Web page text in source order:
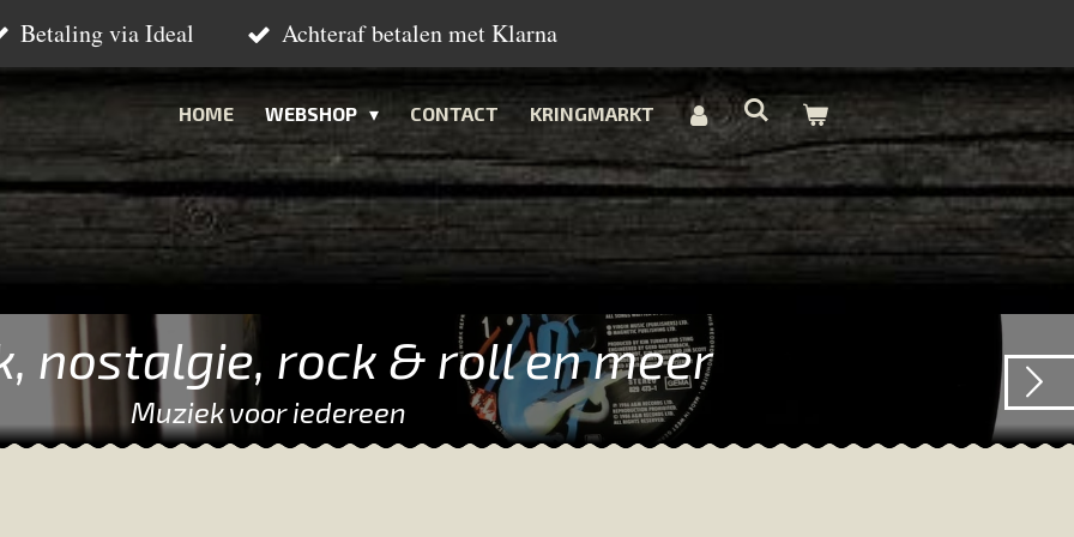
Betaling via Ideal Achteraf betalen met Klarna
HOME WEBSHOP CONTACT KRINGMARKT
nostalgie, rock & roll en meer
Muziek voor iedereen